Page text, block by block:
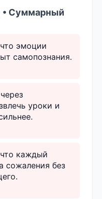
• Суммарный
эмоции
самопознания.
уроки и
каждый
сожаления без